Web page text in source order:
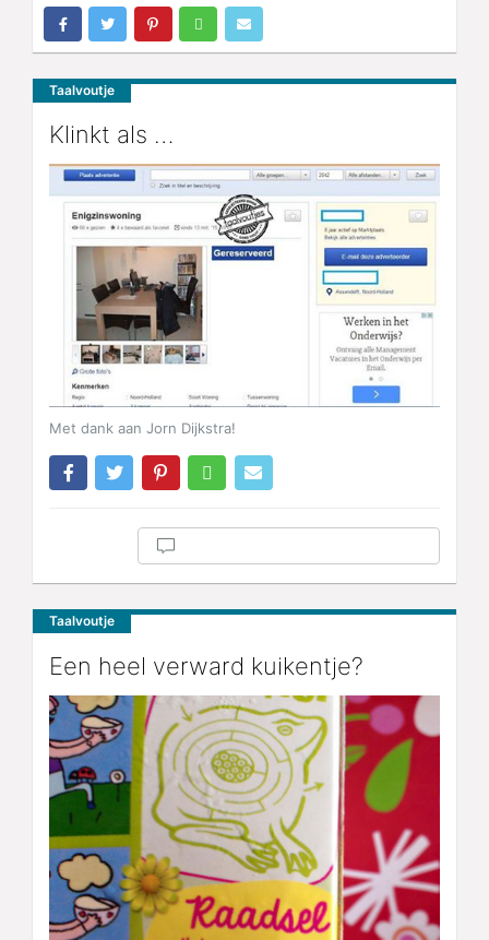
Taalvoutje
Klinkt als …
Met dank aan Jorn Dijkstra!
Taalvoutje
Een heel verward kuikentje?